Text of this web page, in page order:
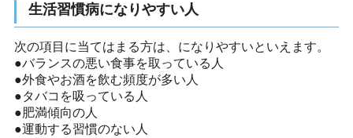
生活習慣病になりやすい人
次の項目に当てはまる方は、になりやすいといえます。
●バランスの悪い食事を取っている人
●外食やお酒を飲む頻度が多い人
●タバコを吸っている人
●肥満傾向の人
●運動する習慣のない人